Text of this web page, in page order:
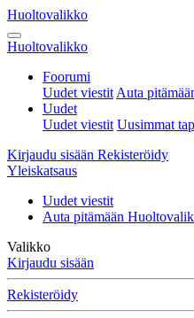
Huoltovalikko
Huoltovalikko
Foorumi
Uudet viestit Auta
Uudet
Uudet viestit Uusimmat
Kirjaudu sisään Rekisteröidy
Yleiskatsaus
Uudet viestit
Auta pitämään
Valikko
Kirjaudu sisään
Rekisteröidy